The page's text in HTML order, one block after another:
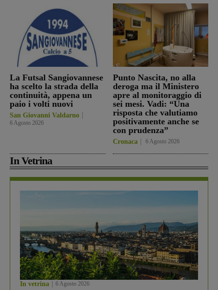
La Futsal Sangiovannese
ha scelto la strada della
continuità, appena un
paio i volti nuovi
San Giovanni Valdarno
6 Agosto 2026
Punto Nascita, no alla
deroga ma il Ministero
apre al monitoraggio di
sei mesi. Vadi: “Una
risposta che valutiamo
positivamente anche se
con prudenza”
Cronaca 6 Agosto 2026
In Vetrina
In vetrina 6 Agosto 2026